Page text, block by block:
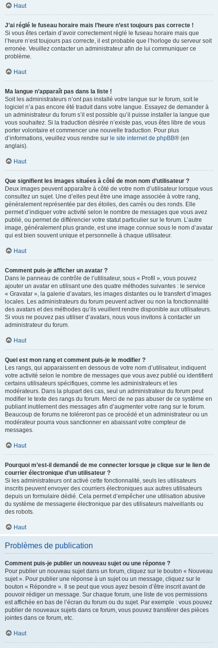
Haut
J’ai réglé le fuseau horaire mais l’heure n’est toujours pas correcte !
Si vous êtes certain d’avoir correctement réglé le fuseau horaire mais que
l’heure n’est toujours pas correcte, il est probable que l’horloge du serveur soit
erronée. Veuillez contacter un administrateur afin de lui communiquer ce
problème.
Haut
Ma langue n’apparaît pas dans la liste !
Soit les administrateurs n’ont pas installé votre langue sur le forum, soit le
logiciel n’a pas encore été traduit dans votre langue. Essayez de demander à
un administrateur du forum s’il est possible qu’il puisse installer la langue que
vous souhaitez. Si la traduction désirée n’existe pas, vous êtes libre de vous
porter volontaire et commencer une nouvelle traduction. Pour plus
d’informations, veuillez vous rendre sur le site internet de phpBB® (en
anglais).
Haut
Que signifient les images situées à côté de mon nom d’utilisateur ?
Deux images peuvent apparaître à côté de votre nom d’utilisateur lorsque vous
consultez un sujet. Une d’elles peut être une image associée à votre rang,
généralement représentée par des étoiles, des carrés ou des ronds. Elle
permet d’indiquer votre activité selon le nombre de messages que vous avez
publié, ou permet de différencier votre statut particulier sur le forum. L’autre
image, généralement plus grande, est une image connue sous le nom d’avatar
qui est bien souvent unique et personnelle à chaque utilisateur.
Haut
Comment puis-je afficher un avatar ?
Dans le panneau de contrôle de l’utilisateur, sous « Profil », vous pouvez
ajouter un avatar en utilisant une des quatre méthodes suivantes : le service
« Gravatar », la galerie d’avatars, les images distantes ou le transfert d’images
locales. Les administrateurs du forum peuvent activer ou non la fonctionnalité
des avatars et des méthodes qu’ils veuillent rendre disponible aux utilisateurs.
Si vous ne pouvez pas utiliser d’avatars, nous vous invitons à contacter un
administrateur du forum.
Haut
Quel est mon rang et comment puis-je le modifier ?
Les rangs, qui apparaissent en dessous de votre nom d’utilisateur, indiquent
votre activité selon le nombre de messages que vous avez publié ou identifient
certains utilisateurs spécifiques, comme les administrateurs et les
modérateurs. Dans la plupart des cas, seul un administrateur du forum peut
modifier le texte des rangs du forum. Merci de ne pas abuser de ce système en
publiant inutilement des messages afin d’augmenter votre rang sur le forum.
Beaucoup de forums ne toléreront pas ce procédé et un administrateur ou un
modérateur pourra vous sanctionner en abaissant votre compteur de
messages.
Haut
Pourquoi m’est-il demandé de me connecter lorsque je clique sur le lien de
courrier électronique d’un utilisateur ?
Si les administrateurs ont activé cette fonctionnalité, seuls les utilisateurs
inscrits peuvent envoyer des courriers électroniques aux autres utilisateurs
depuis un formulaire dédié. Cela permet d’empêcher une utilisation abusive
du système de messagerie électronique par des utilisateurs malveillants ou
des robots.
Haut
Problèmes de publication
Comment puis-je publier un nouveau sujet ou une réponse ?
Pour publier un nouveau sujet dans un forum, cliquez sur le bouton « Nouveau
sujet ». Pour publier une réponse à un sujet ou un message, cliquez sur le
bouton « Répondre ». Il se peut que vous ayez besoin d’être inscrit avant de
pouvoir rédiger un message. Sur chaque forum, une liste de vos permissions
est affichée en bas de l’écran du forum ou du sujet. Par exemple : vous pouvez
publier de nouveaux sujets dans ce forum, vous pouvez transférer des pièces
jointes dans ce forum, etc.
Haut